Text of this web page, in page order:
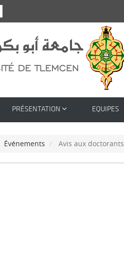
PRÉSENTATION EQUIPES
Événements Avis aux doctorants